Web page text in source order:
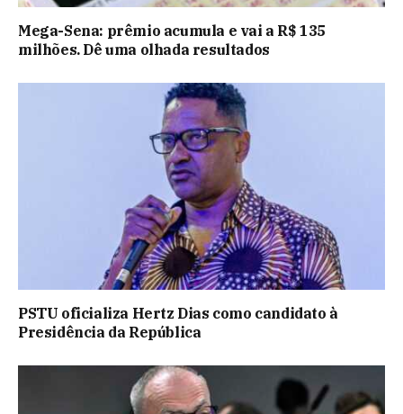
Mega-Sena: prêmio acumula e vai a R$ 135
milhões. Dê uma olhada resultados
PSTU oficializa Hertz Dias como candidato à
Presidência da República